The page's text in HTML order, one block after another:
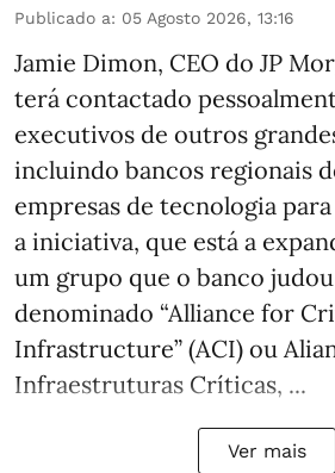
Publicado a: 05 Agosto 2026, 13:16
Jamie Dimon, CEO do JP
terá contactado
executivos de outros
incluindo bancos regionais
empresas de tecnologia
a iniciativa, que está a
um grupo que o banco
denominado “Alliance for
Infrastructure” (ACI) ou
Infraestruturas Críticas, ...
Ver mais